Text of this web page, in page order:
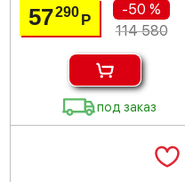
57290Р
-50 %
114 580
под заказ